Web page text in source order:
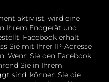
aktiv ist, wird eine
Ihrem Endgerät und
Facebook erhält
Sie mit Ihrer IP-Adresse
Wenn Sie den Facebook
Sie in Ihrem
sind, können Sie die